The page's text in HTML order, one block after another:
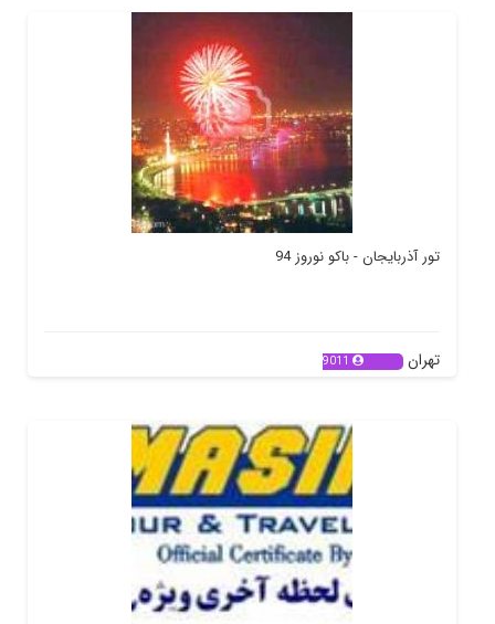
تور آذربایجان - باکو نوروز 94
تهران 9011